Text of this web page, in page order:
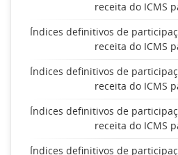
receita do ICMS
Índices definitivos de
receita do ICMS
Índices definitivos de
receita do ICMS
Índices definitivos de
receita do ICMS
Índices definitivos de